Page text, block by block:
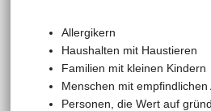
Allergikern
Haushalten mit Haustieren
Familien mit kleinen Kindern
Menschen mit empfindlichen
Personen, die Wert auf